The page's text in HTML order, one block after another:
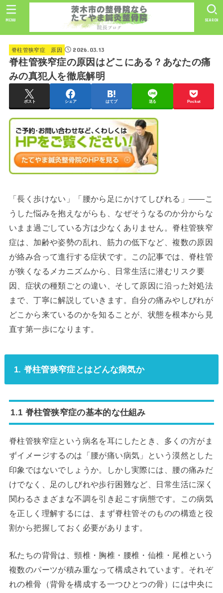
SEARCH
MENU
脊柱管狭窄症 原因 2026.03.13
脊柱管狭窄症の原因はどこにある？あなたの痛
みの真犯人を徹底解明
ポスト シェア はてブ 送る Pocket
「長く歩けない」「腰から足にかけてしびれる」——こ
うした悩みを抱えながらも、なぜそうなるのか分からな
いまま過ごしている方は少なくありません。脊柱管狭窄
症は、加齢や姿勢の乱れ、筋力の低下など、複数の原因
が絡み合って進行する症状です。この記事では、脊柱管
が狭くなるメカニズムから、日常生活に潜むリスク要
因、症状の種類ごとの違い、そして原因に沿った対処法
まで、丁寧に解説していきます。自分の痛みやしびれが
どこから来ているのかを知ることが、状態を根本から見
直す第一歩になります。
1. 脊柱管狭窄症とはどんな病気か
1.1 脊柱管狭窄症の基本的な仕組み
脊柱管狭窄症という病名を耳にしたとき、多くの方がま
ずイメージするのは「腰が痛い病気」という漠然とした
印象ではないでしょうか。しかし実際には、腰の痛みだ
けでなく、足のしびれや歩行困難など、日常生活に深く
関わるさまざまな不調を引き起こす病態です。この病気
を正しく理解するには、まず脊柱管そのものの構造と役
割から把握しておく必要があります。
私たちの背骨は、頸椎・胸椎・腰椎・仙椎・尾椎という
複数のパーツが積み重なって構成されています。それぞ
れの椎骨（背骨を構成する一つひとつの骨）には中央に